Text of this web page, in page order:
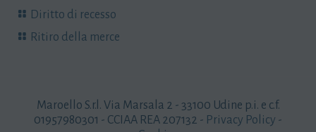
Diritto di recesso
Ritiro della merce
Maroello S.r.l. Via Marsala 2 - 33100 Udine p.i. e c.f.
01957980301 - CCIAA REA 207132 - Privacy Policy -